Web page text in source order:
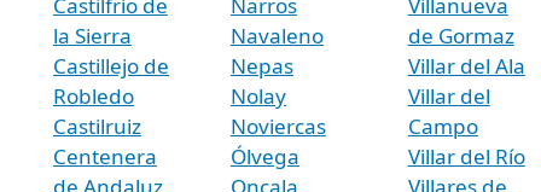
la Sierra
Castillejo de
Robledo
Castilruiz
Centenera
de Andaluz
Navaleno
Nepas
Nolay
Noviercas
Ólvega
Oncala
de Gormaz
Villar del Ala
Villar del
Campo
Villar del Río
Villares de